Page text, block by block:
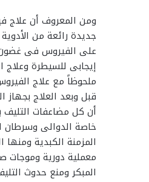
ومن المعروف أن علاج
جديدة رائعة من
على الفيروس فى غضون
إيجابى للسيطرة وعلاج
ملحوظاً مع علاج
قبل وبعد العلاج بجهاز
أن كل مضاعفات
خاصة الدوالى وسرطان
المزمنة الكبدية
معملية دورية وموجات
المبكر ومنع حدوث